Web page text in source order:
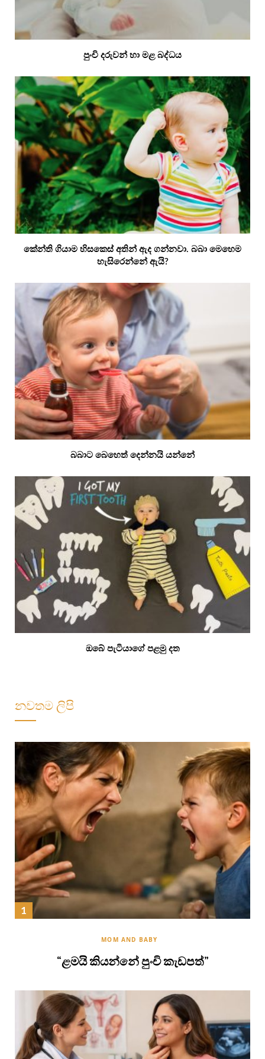
පුංචි දරුවන් හා මළ බද්ධය
කේන්ති ගියාම හිසකෙස් අතින් ඇද ගන්නවා. බබා මෙහෙම
හැසිරෙන්නේ ඇයි?
බබාට බෙහෙත් දෙන්නයි යන්නේ
ඔබේ පැටියාගේ පළමු දත
නවතම ලිපි
MOM AND BABY
“ළමයි කියන්නේ පුංචි කැඩපත්”